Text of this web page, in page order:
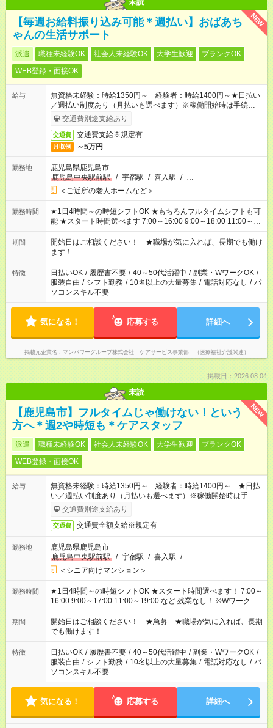
NEW
【毎週お給料振り込み可能＊週払い】おばあち
ゃんの生活サポート
派遣 職種未経験OK 社会人未経験OK 大学生歓迎
ブランクOK
WEB登録・面接OK
給与
無資格未経験：時給1350円～ 経験者：時給1400円～★日払い
／週払い制度あり（月払いも選べます）※稼働開始時は手続き完
了次第のお支払いとなります。
交通費別途支給あり
交通費 交通費支給※規定有
月収例 ～5万円
勤務地
鹿児島県鹿児島市
鹿児島中央駅前駅
/ 宇宿駅 / 喜入駅 / …
＜ご近所の老人ホームなど＞
勤務時間
★1日4時間～の時短シフトOK ★もちろんフルタイムシフトも可
能 ★スタート時間選べます 7:00～16:00 9:00～18:00 11:00～
20:00 など 残業なし！ ※Wワークの場合、他のお仕事と合わせ
週40時間超の就業はご案内できません ※法令に基づき、週20時
間以上勤務は社会保険への加入対象となります ※労働者派遣法
（日雇い派遣の原則禁止）により、短時間・短期間の就業はご
案内が難しい場合があります
期間
開始日はご相談ください！ ★職場が気に入れば、長期でも働け
ます！
特徴 日払いOK / 履歴書不要 / 40～50代活躍中 / 副業・WワークOK /
服装自由 / シフト勤務 / 10名以上の大量募集 / 電話対応なし / パ
ソコンスキル不要
気になる！ 応募する 詳細へ
掲載元企業名 マンパワーグループ株式会社 ケアサービス事業部 （医療福祉介護関連）
掲載日：2026.08.04
未読
NEW
【鹿児島市】フルタイムじゃ働けない！という
方へ＊週2や時短も＊ケアスタッフ
派遣 職種未経験OK 社会人未経験OK 大学生歓迎
ブランクOK
WEB登録・面接OK
給与
無資格未経験：時給1350円～ 経験者：時給1400円～ ★日払
い／週払い制度あり（月払いも選べます）※稼働開始時は手続き
完了次第のお支払いとなります。
交通費別途支給あり
交通費 交通費全額支給※規定有
勤務地
鹿児島県鹿児島市
鹿児島中央駅前駅
/ 宇宿駅 / 喜入駅 / …
＜シニア向けマンション＞
勤務時間
★1日4時間～の時短シフトOK ★スタート時間選べます！ 7:00～
16:00 9:00～17:00 11:00～19:00 など 残業なし！ ※Wワークの
場合、他のお仕事と合わせ週40時間超の就業はご案内できませ
ん ※法令に基づき、週20時間以上勤務は社会保険への加入対象
となります ※労働者派遣法（日雇い派遣の原則禁止）により、
短時間・短期間の就業はご案内が難しい場合があります
期間
開始日はご相談ください！ ★急募 ★職場が気に入れば、長期
でも働けます！
特徴 日払いOK / 履歴書不要 / 40～50代活躍中 / 副業・WワークOK /
服装自由 / シフト勤務 / 10名以上の大量募集 / 電話対応なし / パ
ソコンスキル不要
気になる！ 応募する 詳細へ